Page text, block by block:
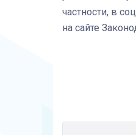
частности, в
на сайте